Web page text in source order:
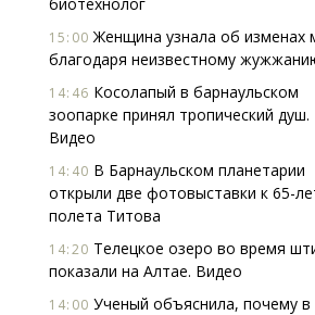
15:00 Женщина узнала об изменах
благодаря неизвестному
14:46 Косолапый в барнаульском
зоопарке принял тропический душ.
Видео
14:40 В Барнаульском планетарии
открыли две фотовыставки к 65-
полета Титова
14:20 Телецкое озеро во время
показали на Алтае. Видео
14:00 Ученый объяснила, почему в